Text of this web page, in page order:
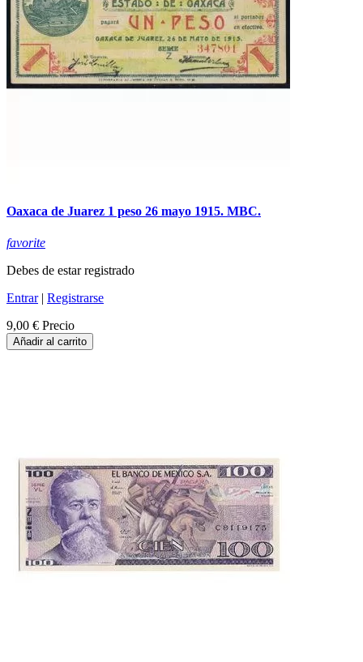
Oaxaca de Juarez 1 peso 26 mayo 1915. MBC.
favorite
Debes de estar registrado
Entrar| Registrarse
9,00 € Precio
Añadir al carrito